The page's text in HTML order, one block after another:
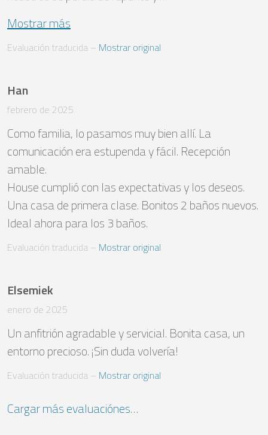
Mostrar más
Evaluación traducida – Mostrar original
Han
febrero de 2025
Como familia, lo pasamos muy bien allí. La
comunicación era estupenda y fácil. Recepción
amable.
House cumplió con las expectativas y los deseos.
Una casa de primera clase. Bonitos 2 baños nuevos.
Ideal ahora para los 3 baños.
Evaluación traducida – Mostrar original
Elsemiek
enero de 2025
Un anfitrión agradable y servicial. Bonita casa, un
entorno precioso. ¡Sin duda volvería!
Evaluación traducida – Mostrar original
Cargar más evaluaciónes…